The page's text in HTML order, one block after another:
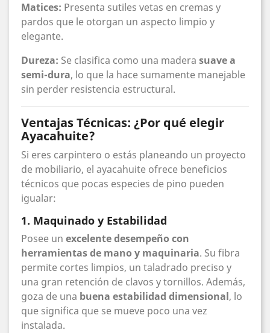
Matices: Presenta sutiles vetas en cremas y
pardos que le otorgan un aspecto limpio y
elegante.
Dureza: Se clasifica como una madera suave a
semi-dura, lo que la hace sumamente manejable
sin perder resistencia estructural.
Ventajas Técnicas: ¿Por qué elegir
Ayacahuite?
Si eres carpintero o estás planeando un proyecto
de mobiliario, el ayacahuite ofrece beneficios
técnicos que pocas especies de pino pueden
igualar:
1. Maquinado y Estabilidad
Posee un excelente desempeño con
herramientas de mano y maquinaria. Su fibra
permite cortes limpios, un taladrado preciso y
una gran retención de clavos y tornillos. Además,
goza de una buena estabilidad dimensional, lo
que significa que se mueve poco una vez
instalada.